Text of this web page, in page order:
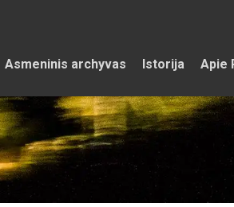
Asmeninis archyvas Istorija Apie